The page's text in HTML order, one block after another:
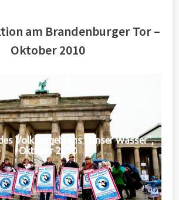
am Brandenburger Tor –
Oktober 2010
Volksbegehrens "Unser Wasser",
Oktober 2010